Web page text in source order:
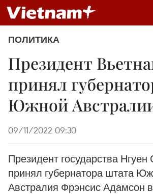
ПОЛИТИКА
Президент
принял
Южной
09/11/2022 09:30
Президент государства Нгуен
принял губернатора штата
Австралия Фрэнсис Адамсон